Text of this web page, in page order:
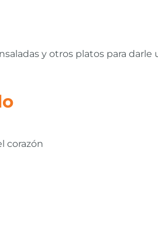
y otros platos para
corazón